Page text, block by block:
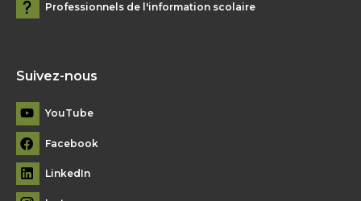
Professionnels de l'information scolaire
Suivez-nous
YouTube
Facebook
LinkedIn